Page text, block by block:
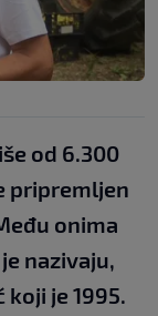
od 6.300
pripremljen
onima
nazivaju,
je 1995.